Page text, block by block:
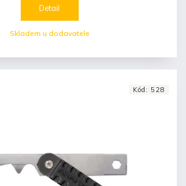
Skladem u dodavatele
Detail
Kód: 528